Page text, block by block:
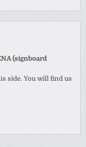
(signboard
side. You will find us